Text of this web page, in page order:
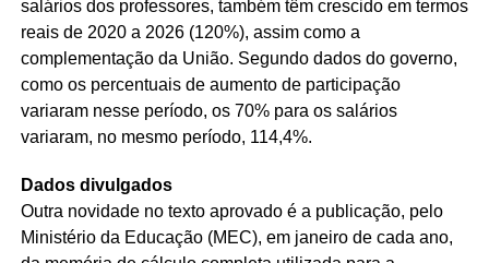
salários dos professores, também têm crescido em termos
reais de 2020 a 2026 (120%), assim como a
complementação da União. Segundo dados do governo,
como os percentuais de aumento de participação
variaram nesse período, os 70% para os salários
variaram, no mesmo período, 114,4%.
Dados divulgados
Outra novidade no texto aprovado é a publicação, pelo
Ministério da Educação (MEC), em janeiro de cada ano,